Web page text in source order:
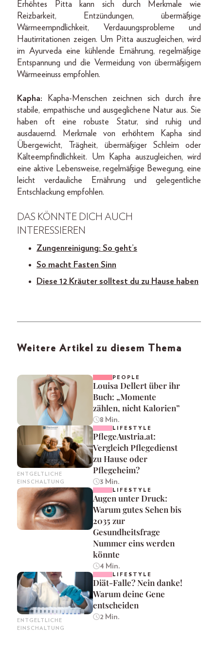
Erhöhtes Pitta kann sich durch Merkmale wie
Reizbarkeit, Entzündungen, übermäßige
Wärmeempndlichkeit, Verdauungsprobleme und
Hautirritationen zeigen. Um Pitta auszugleichen, wird
im Ayurveda eine kühlende Ernährung, regelmäßige
Entspannung und die Vermeidung von übermäßigem
Wärmeeinuss empfohlen.
Kapha: Kapha-Menschen zeichnen sich durch ihre
stabile, empathische und ausgeglichene Natur aus. Sie
haben oft eine robuste Statur, sind ruhig und
ausdauernd. Merkmale von erhöhtem Kapha sind
Übergewicht, Trägheit, übermäßiger Schleim oder
Kälteempfi­ndlichkeit. Um Kapha auszugleichen, wird
eine aktive Lebensweise, regelmäßige Bewegung, eine
leicht verdauliche Ernährung und gelegentliche
Entschlackung empfohlen.
DAS KÖNNTE DICH AUCH
INTERESSIEREN
Zungenreinigung: So geht’s
So macht Fasten Sinn
Diese 12 Kräuter solltest du zu Hause haben
Weitere Artikel zu diesem Thema
PEOPLE
Louisa Dellert über ihr
Buch: „Momente
zählen, nicht Kalorien”
8 Min.
ENTGELTLICHE
EINSCHALTUNG
LIFESTYLE
PflegeAustria.at:
Vergleich Pflegedienst
zu Hause oder
Pflegeheim?
3 Min.
LIFESTYLE
Augen unter Druck:
Warum gutes Sehen bis
2035 zur
Gesundheitsfrage
Nummer eins werden
könnte
4 Min.
ENTGELTLICHE
EINSCHALTUNG
LIFESTYLE
Diät-Falle? Nein danke!
Warum deine Gene
entscheiden
2 Min.